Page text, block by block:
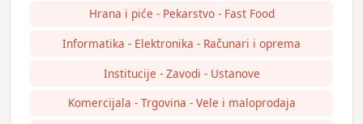
Hrana i piće - Pekarstvo - Fast Food
Informatika - Elektronika - Računari i oprema
Institucije - Zavodi - Ustanove
Komercijala - Trgovina - Vele i maloprodaja